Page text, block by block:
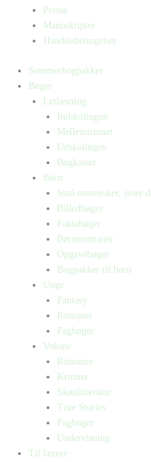
Presse
Manuskripter
Handelsbetingelser
Sommerbogpakker
Bøger
Letlæsning
Indskolingen
Mellemtrinnet
Udskolingen
Bogkasser
Børn
Små mennesker, store
Billedbøger
Faktabøger
Børneromaner
Opgavebøger
Bogpakker til børn
Unge
Fantasy
Romaner
Fagbøger
Voksne
Romance
Krimier
Skønlitteratur
True Stories
Fagbøger
Undervisning
Til lærere